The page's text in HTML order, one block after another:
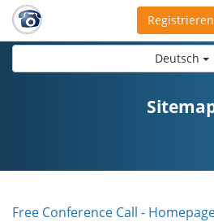
Deutsch
Registrieren
Free Conference Call -